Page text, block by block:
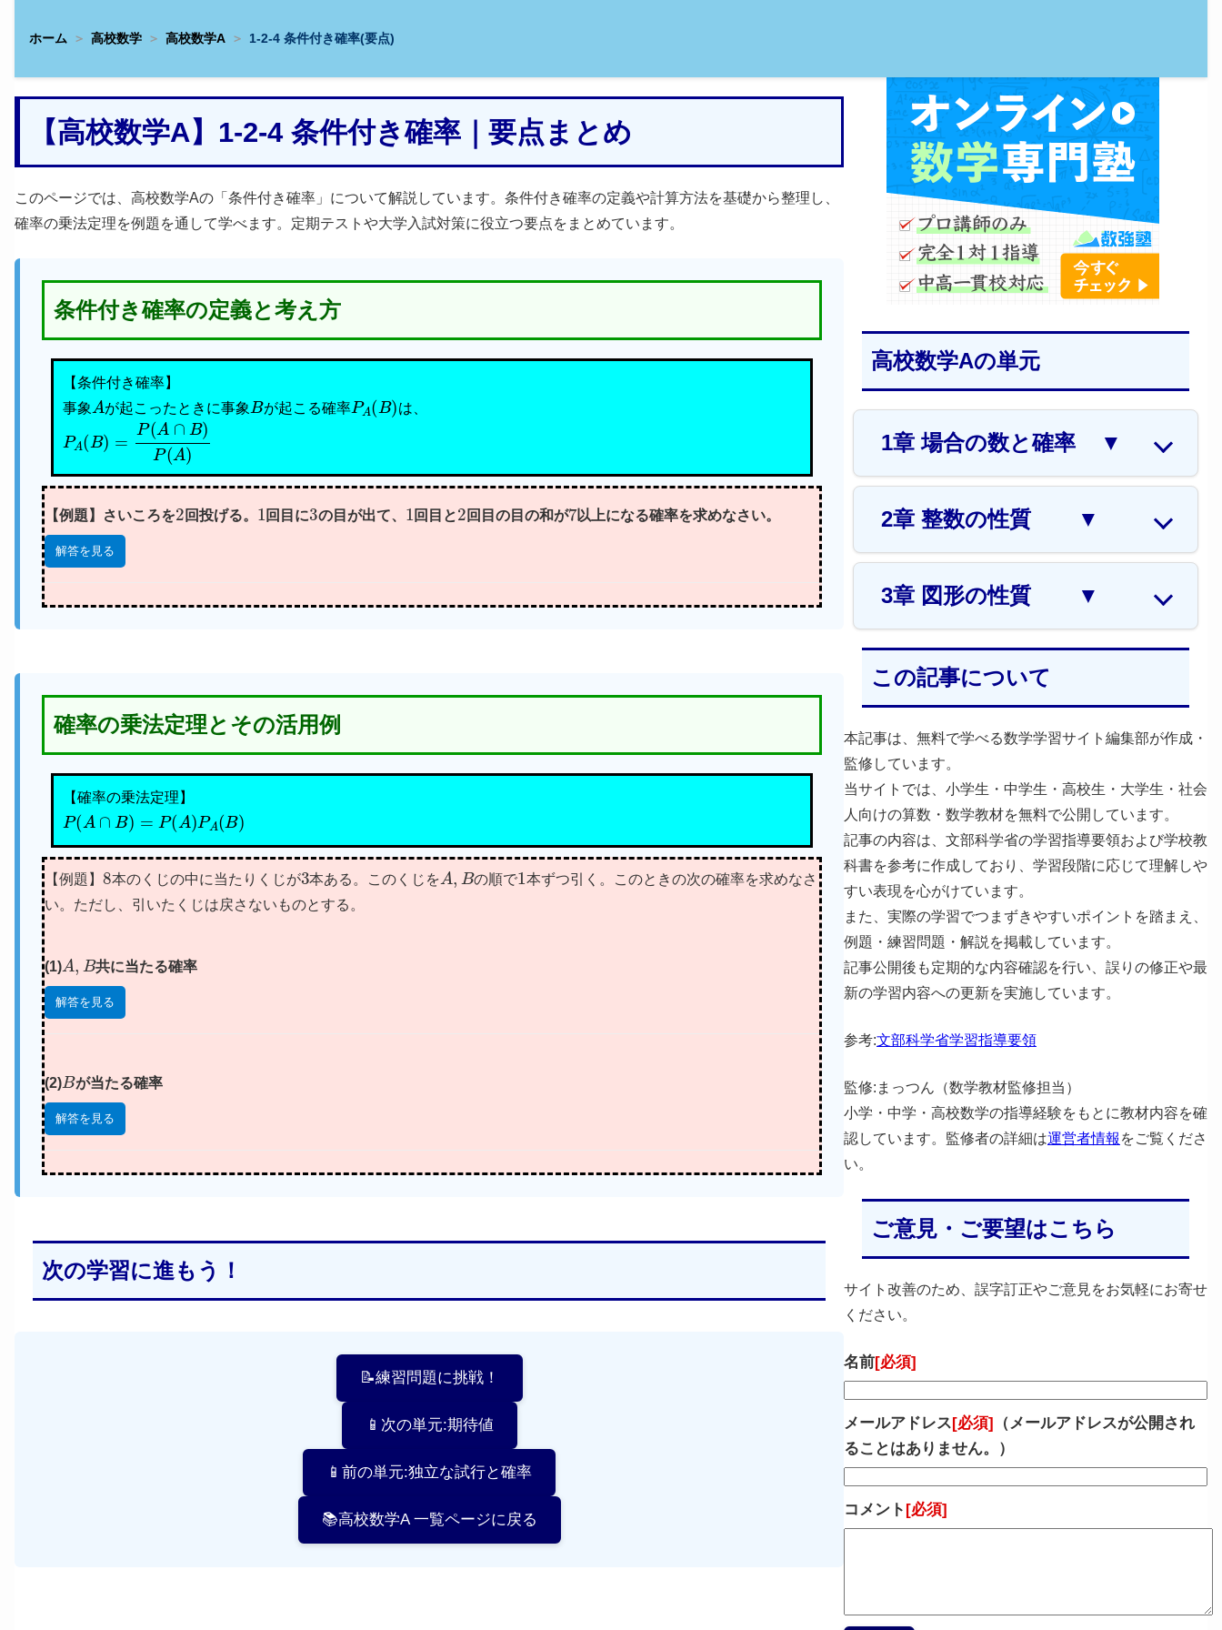
ホーム 高校数学 高校数学A 1-2-4 条件付き確率(要点)
【高校数学A】1-2-4 条件付き確率｜要点まとめ
このページでは、高校数学Aの「条件付き確率」について解説しています。条件付き確率の定義や計算方法を基礎から整理し、
確率の乗法定理を例題を通して学べます。定期テストや大学入試対策に役立つ要点をまとめています。
条件付き確率の定義と考え方
【条件付き確率】
事象
A
が起こったときに事象
B
が起こる確率
PA ( B)
は、
PA ( B) A∩B ) P (A)
【例題】さいころを
2
回投げる。
1
回目に
3
の目が出て、
1
回目と
2
回目の目の和が
7
以上になる確率を求めなさい。
解答を見る
確率の乗法定理とその活用例
【確率の乗法定理】
P(A∩B )= )P A( B)
【例題】
8
本のくじの中に当たりくじが
3
本ある。このくじを
A B
の順で
1
本ずつ引く。このときの次の確率を求めなさ
い。ただし、引いたくじは戻さないものとする。
(1)
A B
共に当たる確率
解答を見る
(2)
B
が当たる確率
解答を見る
次の学習に進もう！
📝練習問題に挑戦！
📱次の単元:期待値
📱前の単元:独立な試行と確率
📚高校数学A 一覧ページに戻る
高校数学Aの単元
1章 場合の数と確率 ▼
2章 整数の性質 ▼
3章 図形の性質 ▼
この記事について
本記事は、無料で学べる数学学習サイト編集部が作成・
監修しています。
当サイトでは、小学生・中学生・高校生・大学生・社会
人向けの算数・数学教材を無料で公開しています。
記事の内容は、文部科学省の学習指導要領および学校教
科書を参考に作成しており、学習段階に応じて理解しや
すい表現を心がけています。
また、実際の学習でつまずきやすいポイントを踏まえ、
例題・練習問題・解説を掲載しています。
記事公開後も定期的な内容確認を行い、誤りの修正や最
新の学習内容への更新を実施しています。
参考:文部科学省学習指導要領
監修:まっつん（数学教材監修担当）
小学・中学・高校数学の指導経験をもとに教材内容を確
認しています。監修者の詳細は運営者情報 をご覧くださ
い。
ご意見・ご要望はこちら
サイト改善のため、誤字訂正やご意見をお気軽にお寄せ
ください。
名前[必須]
メールアドレス [必須]
（メールアドレスが公開され
ることはありません。）
コメント [必須]